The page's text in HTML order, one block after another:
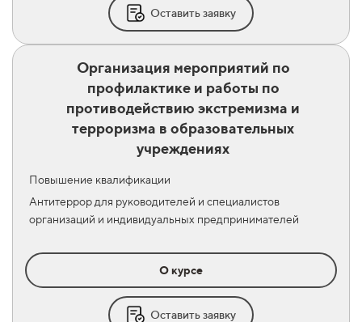
Оставить заявку
Организация мероприятий по
профилактике и работы по
противодействию экстремизма и
терроризма в образовательных
учреждениях
Повышение квалификации
Антитеррор для руководителей и специалистов
организаций и индивидуальных предпринимателей
О курсе
Оставить заявку